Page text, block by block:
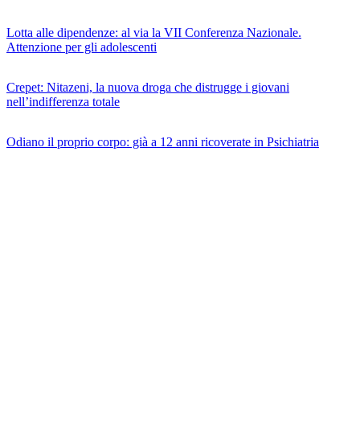
Lotta alle dipendenze: al via la VII Conferenza Nazionale.
Attenzione per gli adolescenti
Crepet: Nitazeni, la nuova droga che distrugge i giovani
nell’indifferenza totale
Odiano il proprio corpo: già a 12 anni ricoverate in Psichiatria